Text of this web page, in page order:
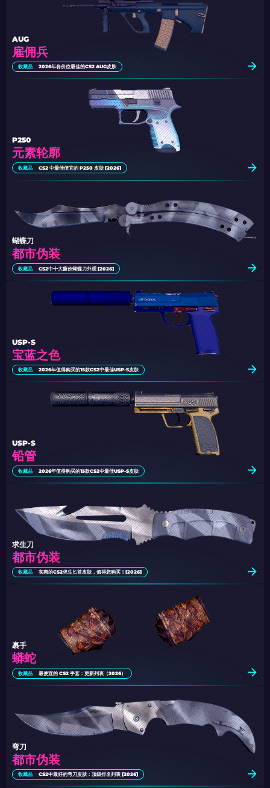
雇佣兵
AUG
收藏品 2026年各价位最佳的CS2 AUG皮肤
元素轮廓
P250
收藏品 CS2 中最佳便宜的 P250 皮肤 [2026]
都市伪装
蝴蝶刀
收藏品 CS2中十大廉价蝴蝶刀外观 [2026]
宝蓝之色
USP-S
收藏品 2026年值得购买的15款CS2中最佳USP-S皮肤
铅管
USP-S
收藏品 2026年值得购买的15款CS2中最佳USP-S皮肤
都市伪装
求生刀
收藏品 实惠的CS2求生匕首皮肤，值得您购买！[2026]
蟒蛇
裹手
收藏品 最便宜的 CS2 手套：更新列表（2026）
都市伪装
弯刀
收藏品 CS2中最好的弯刀皮肤：顶级排名列表 [2026]